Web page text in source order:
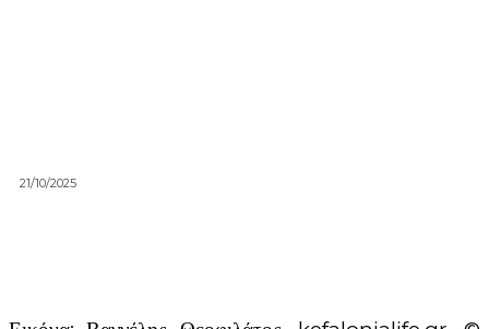
21/10/2025